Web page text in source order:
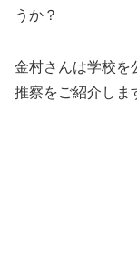
うか？
金村さんは学校を
推察をご紹介しま